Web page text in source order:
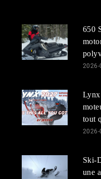
650
2026-
Lynx
tout
2026-
Ski-
une